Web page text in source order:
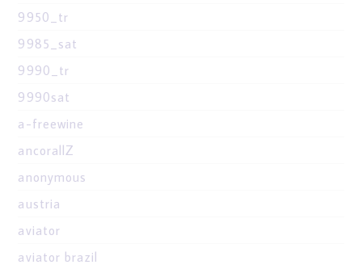
9950_tr
9985_sat
9990_tr
9990sat
a-freewine
ancorallZ
anonymous
austria
aviator
aviator brazil